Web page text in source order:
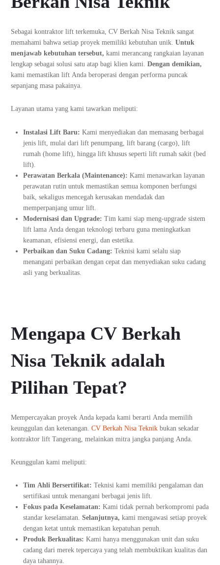
Sebagai kontraktor lift terkemuka, CV Berkah Nisa Teknik sangat
memahami bahwa setiap proyek memiliki kebutuhan unik.Untuk
menjawab kebutuhan tersebut, kami merancang rangkaian layanan
lengkap sebagai solusi satu atap bagi klien kami.Dengan demikian,
kami memastikan lift Anda beroperasi dengan performa puncak
sepanjang masa pakainya.
Layanan utama yang kami tawarkan meliputi:
Instalasi Lift Baru: Kami menyediakan dan memasang berbagai
jenis lift, mulai dari lift penumpang, lift barang (cargo), lift
rumah (home lift), hingga lift khusus seperti lift rumah sakit (bed
lift).
Perawatan Berkala (Maintenance): Kami menawarkan layanan
perawatan rutin untuk memastikan semua komponen berfungsi
baik, sekaligus mencegah kerusakan mendadak dan
memperpanjang umur lift.
Modernisasi dan Upgrade: Tim kami siap meng-upgrade sistem
lift lama Anda dengan teknologi terbaru guna meningkatkan
keamanan, efisiensi energi, dan estetika.
Perbaikan dan Suku Cadang: Teknisi kami selalu siap
menangani perbaikan dengan cepat dan menyediakan suku cadang
asli yang berkualitas.
Mengapa CV Berkah
Nisa Teknik adalah
Pilihan Tepat?
Mempercayakan proyek Anda kepada kami berarti Anda memilih
keunggulan dan ketenangan.CV Berkah Nisa Teknik bukan sekadar
kontraktor lift Tangerang, melainkan mitra jangka panjang Anda.
Keunggulan kami meliputi:
Tim Ahli Bersertifikat: Teknisi kami memiliki pengalaman dan
sertifikasi untuk menangani berbagai jenis lift.
Fokus pada Keselamatan: Kami tidak pernah berkompromi pada
standar keselamatan.Selanjutnya, kami mengawasi setiap proyek
dengan ketat untuk memastikan kepatuhan penuh.
Produk Berkualitas: Kami hanya menggunakan unit dan suku
cadang dari merek tepercaya yang telah membuktikan kualitas dan
daya tahannya.